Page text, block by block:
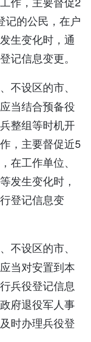
记的公民，在户
生变化时，通
记信息变更。
不设区的市、
当结合预备役
整组等时机开
，主要督促近5
在工作单位、
发生变化时，
登记信息变
不设区的市、
当对安置到本
兵役登记信息
府退役军人事
时办理兵役登